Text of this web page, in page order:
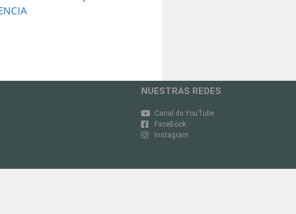
NUESTRAS REDES
Canal de YouTube
FaceBook
Instagram